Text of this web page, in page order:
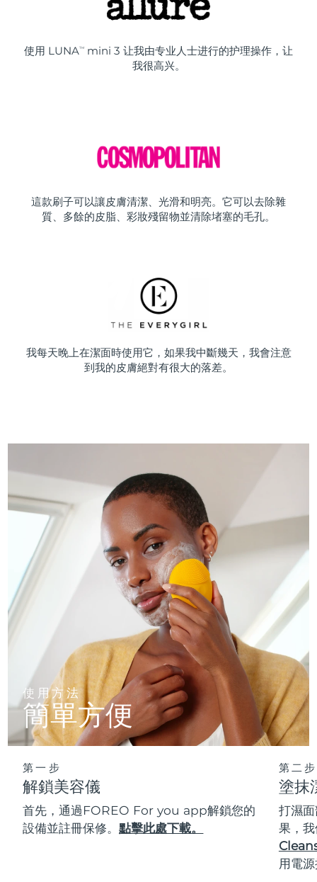
使用 LUNATM
mini 3 让我由专业人士进行的护理操作，让
我很高兴。
這款刷子可以讓皮膚清潔、光滑和明亮。它可以去除雜
質、多餘的皮脂、彩妝殘留物並清除堵塞的毛孔。
我每天晚上在潔面時使用它，如果我中斷幾天，我會注意
到我的皮膚絕對有很大的落差。
使用方法
簡單方便
第一步
解鎖美容儀
首先，通過FOREO For you app解鎖您的
設備並註冊保修。點擊此處下載。
第二步
塗抹
打濕
果，
用電